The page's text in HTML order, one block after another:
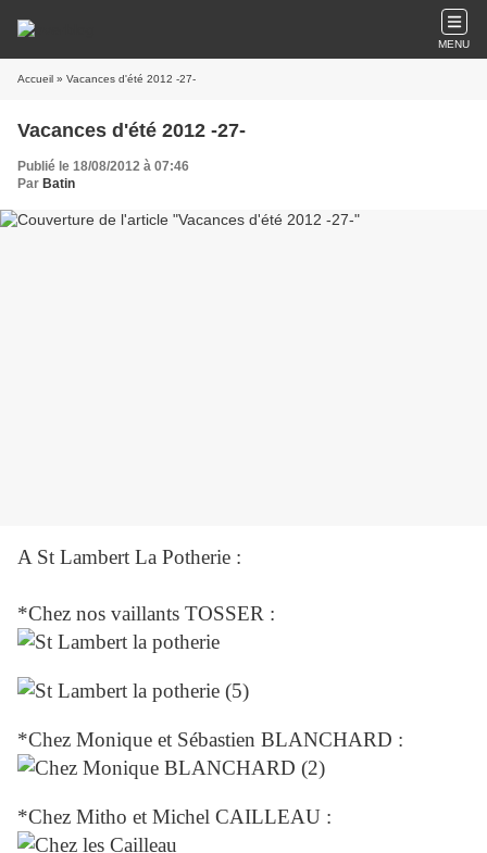
MENU
Accueil » Vacances d'été 2012 -27-
Vacances d'été 2012 -27-
Publié le 18/08/2012 à 07:46
Par Batin
A St Lambert La Potherie :
*Chez nos vaillants TOSSER :
*Chez Monique et Sébastien BLANCHARD :
*Chez Mitho et Michel CAILLEAU :